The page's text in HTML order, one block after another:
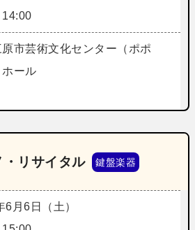
14:00
原市芸術文化センター（ポポ
ホール
リサイタル 鍵盤楽器
6月6日（土）